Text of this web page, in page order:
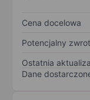
Cena docelowa
Potencjalny
Ostatnia
Dane